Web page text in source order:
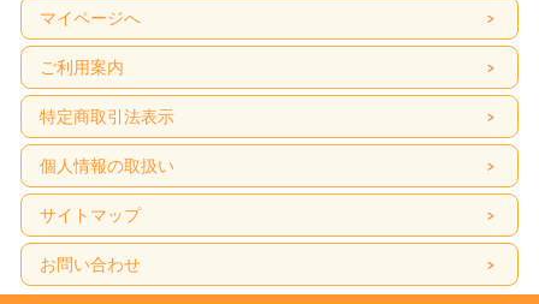
マイページへ
ご利用案内
特定商取引法表示
個人情報の取扱い
サイトマップ
お問い合わせ